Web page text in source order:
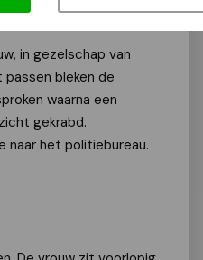
in gezelschap van
bleken de
waarna een
gekrabd.
naar het politiebureau.